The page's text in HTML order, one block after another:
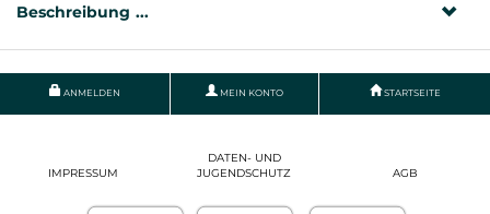
Beschreibung
ANMELDEN MEIN KONTO STARTSEITE
IMPRESSUM
DATEN- UND
JUGENDSCHUTZ
AGB